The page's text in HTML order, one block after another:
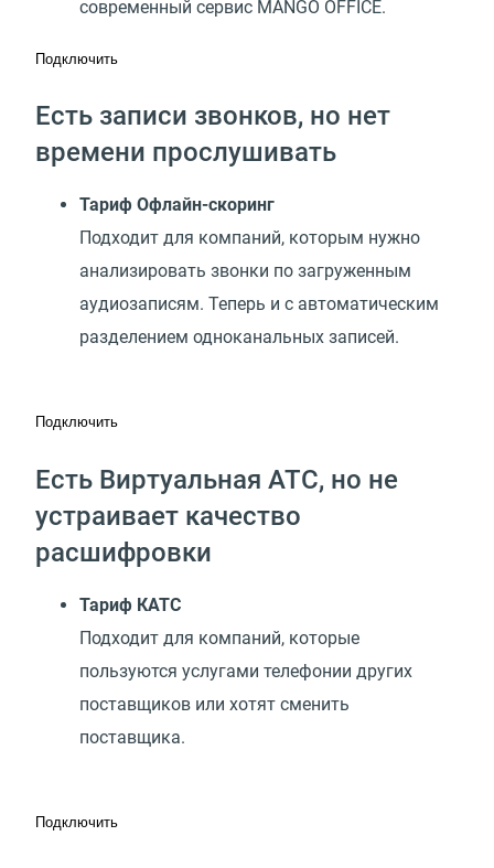
современный сервис MANGO OFFICE.
Подключить
Есть записи звонков, но нет
времени прослушивать
Тариф Офлайн-скоринг
Подходит для компаний, которым нужно
анализировать звонки по загруженным
аудиозаписям. Теперь и с автоматическим
разделением одноканальных записей.
Подключить
Есть Виртуальная АТС, но не
устраивает качество
расшифровки
Тариф КАТС
Подходит для компаний, которые
пользуются услугами телефонии других
поставщиков или хотят сменить
поставщика.
Подключить